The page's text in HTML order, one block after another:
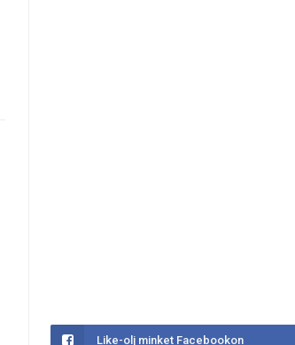
Like-olj minket Facebookon